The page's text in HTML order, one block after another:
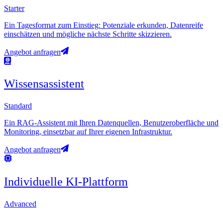
Starter
Ein Tagesformat zum Einstieg: Potenziale erkunden, Datenreife
einschätzen und mögliche nächste Schritte skizzieren.
Angebot anfragen
Wissensassistent
Standard
Ein RAG-Assistent mit Ihren Datenquellen, Benutzeroberfläche und
Monitoring, einsetzbar auf Ihrer eigenen Infrastruktur.
Angebot anfragen
Individuelle KI-Plattform
Advanced